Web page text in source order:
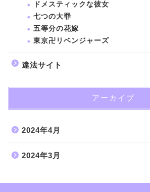
ドメスティックな彼女
七つの大罪
五等分の花嫁
東京卍リベンジャーズ
違法サイト
アーカイブ
2024年4月
2024年3月